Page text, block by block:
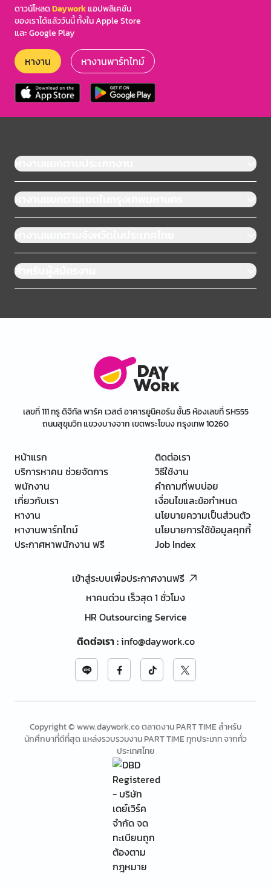
ดาวน์โหลดDayworkแอปพลิเคชัน
ของเราได้แล้ววันนี้ ทั้งใน Apple Store
และ Google Play
หางาน หางานพาร์ทไทม์
หางานแยกตามประเภทงาน
หางานแยกตามเขตในกรุงเทพมหานคร
หางานแยกตามจังหวัดในประเทศไทย
สำหรับผู้สมัครงาน
เลขที่ 111 ทรู ดิจิทัล พาร์ค เวสต์ อาคารยูนิคอร์น ชั้น5 ห้องเลขที่ SH555
ถนนสุขุมวิท แขวงบางจาก เขตพระโขนง กรุงเทพ 10260
หน้าแรก
บริการหาคน ช่วยจัดการ
พนักงาน
เกี่ยวกับเรา
หางาน
หางานพาร์ทไทม์
ประกาศหาพนักงาน ฟรี
ติดต่อเรา
วิธีใช้งาน
คำถามที่พบบ่อย
เงื่อนไขและข้อกำหนด
นโยบายความเป็นส่วนตัว
นโยบายการใช้ข้อมูลคุกกี้
Job Index
เข้าสู่ระบบเพื่อประกาศงานฟรี
หาคนด่วน เร็วสุด 1 ชั่วโมง
HR Outsourcing Service
ติดต่อเรา:info@daywork.co
Copyright © www.daywork.co ตลาดงาน PART TIME สำหรับ
นักศึกษาที่ดีที่สุด แหล่งรวบรวมงาน PART TIME ทุกประเภท จากทั่ว
ประเทศไทย